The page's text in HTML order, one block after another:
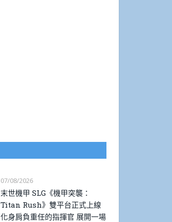
07/08/2026
末世機甲 SLG《機甲突襲：
Titan Rush》雙平台正式上線
化身肩負重任的指揮官 展開一場